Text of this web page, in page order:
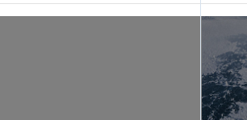
里赴疆 以影像微光护百姓安康